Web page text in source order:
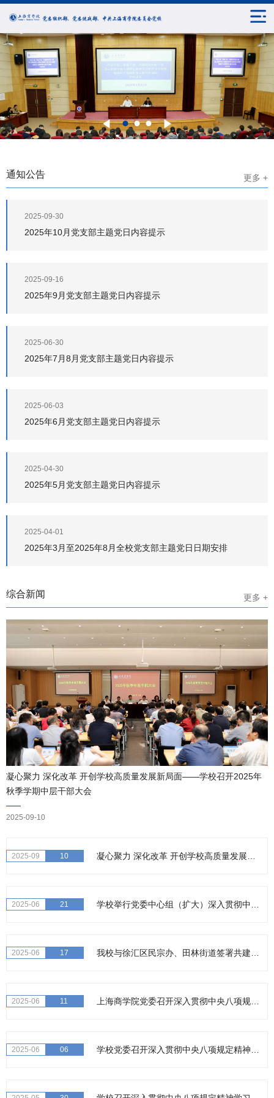
更多 +
通知公告
2025-09-30
2025年10月党支部主题党日内容提示
2025-09-16
2025年9月党支部主题党日内容提示
2025-06-30
2025年7月8月党支部主题党日内容提示
2025-06-03
2025年6月党支部主题党日内容提示
2025-04-30
2025年5月党支部主题党日内容提示
2025-04-01
2025年3月至2025年8月全校党支部主题党日日期安排
更多 +
综合新闻
凝心聚力 深化改革 开创学校高质量发展新局面——学校召开2025年
秋季学期中层干部大会
2025-09-10
2025-09 10 凝心聚力 深化改革 开创学校高质量发展新局面——学校召开2025年秋季学期中层干部大会
2025-06 21 学校举行党委中心组（扩大）深入贯彻中央八项规定精神学习教育专题学习会
2025-06 17 我校与徐汇区民宗办、田林街道签署共建合作协议
2025-06 11 上海商学院党委召开深入贯彻中央八项规定精神学习教育工作推进会
2025-06 06 学校党委召开深入贯彻中央八项规定精神学习教育第七期读书班